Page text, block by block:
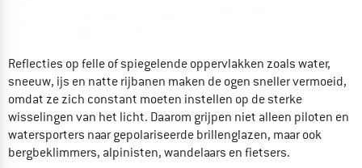
Reflecties op felle of spiegelende oppervlakken zoals water,
sneeuw, ijs en natte rijbanen maken de ogen sneller vermoeid,
omdat ze zich constant moeten instellen op de sterke
wisselingen van het licht. Daarom grijpen niet alleen piloten en
watersporters naar gepolariseerde brillenglazen, maar ook
bergbeklimmers, alpinisten, wandelaars en fietsers.